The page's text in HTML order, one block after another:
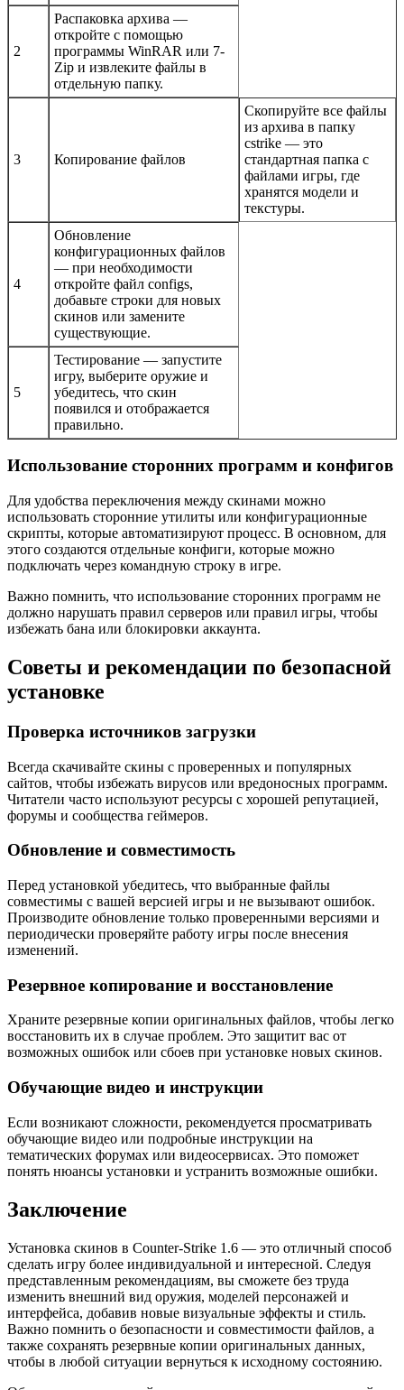
2
Распаковка архива —
откройте с помощью
программы WinRAR или 7-
Zip и извлеките файлы в
отдельную папку.
3 Копирование файлов
Скопируйте все файлы
из архива в папку
cstrike — это
стандартная папка с
файлами игры, где
хранятся модели и
текстуры.
4
Обновление
конфигурационных файлов
— при необходимости
откройте файл configs,
добавьте строки для новых
скинов или замените
существующие.
5
Тестирование — запустите
игру, выберите оружие и
убедитесь, что скин
появился и отображается
правильно.
Использование сторонних программ и конфигов
Для удобства переключения между скинами можно
использовать сторонние утилиты или конфигурационные
скрипты, которые автоматизируют процесс. В основном, для
этого создаются отдельные конфиги, которые можно
подключать через командную строку в игре.
Важно помнить, что использование сторонних программ не
должно нарушать правил серверов или правил игры, чтобы
избежать бана или блокировки аккаунта.
Советы и рекомендации по безопасной
установке
Проверка источников загрузки
Всегда скачивайте скины с проверенных и популярных
сайтов, чтобы избежать вирусов или вредоносных программ.
Читатели часто используют ресурсы с хорошей репутацией,
форумы и сообщества геймеров.
Обновление и совместимость
Перед установкой убедитесь, что выбранные файлы
совместимы с вашей версией игры и не вызывают ошибок.
Производите обновление только проверенными версиями и
периодически проверяйте работу игры после внесения
изменений.
Резервное копирование и восстановление
Храните резервные копии оригинальных файлов, чтобы легко
восстановить их в случае проблем. Это защитит вас от
возможных ошибок или сбоев при установке новых скинов.
Обучающие видео и инструкции
Если возникают сложности, рекомендуется просматривать
обучающие видео или подробные инструкции на
тематических форумах или видеосервисах. Это поможет
понять нюансы установки и устранить возможные ошибки.
Заключение
Установка скинов в Counter-Strike 1.6 — это отличный способ
сделать игру более индивидуальной и интересной. Следуя
представленным рекомендациям, вы сможете без труда
изменить внешний вид оружия, моделей персонажей и
интерфейса, добавив новые визуальные эффекты и стиль.
Важно помнить о безопасности и совместимости файлов, а
также сохранять резервные копии оригинальных данных,
чтобы в любой ситуации вернуться к исходному состоянию.